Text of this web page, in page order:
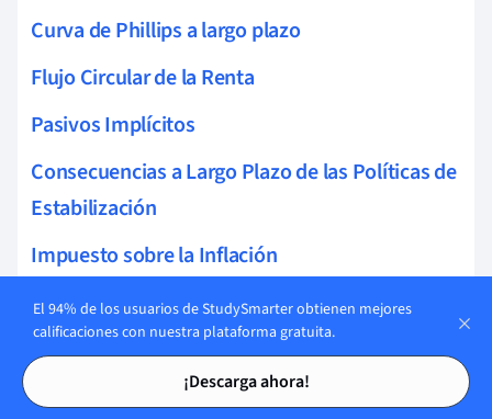
Tarjetas de estudio
Tarjetas de estudio
Curva de Phillips a largo plazo
Flujo Circular de la Renta
Pasivos Implícitos
Consecuencias a Largo Plazo de las Políticas de
Estabilización
Impuesto sobre la Inflación
Deuda Nacional
Equilibrio Presupuestario
Modelo Clásico del Nivel de Precios
El 94% de los usuarios de StudySmarter obtienen mejores
calificaciones con nuestra plataforma gratuita.
¡Descarga ahora!